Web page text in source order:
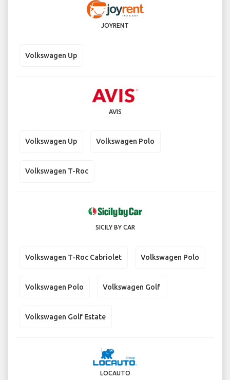
JOYRENT
Volkswagen Up
AVIS
Volkswagen Up Volkswagen Polo
Volkswagen T-Roc
SICILY BY CAR
Volkswagen T-Roc Cabriolet Volkswagen Polo
Volkswagen Polo Volkswagen Golf
Volkswagen Golf Estate
LOCAUTO